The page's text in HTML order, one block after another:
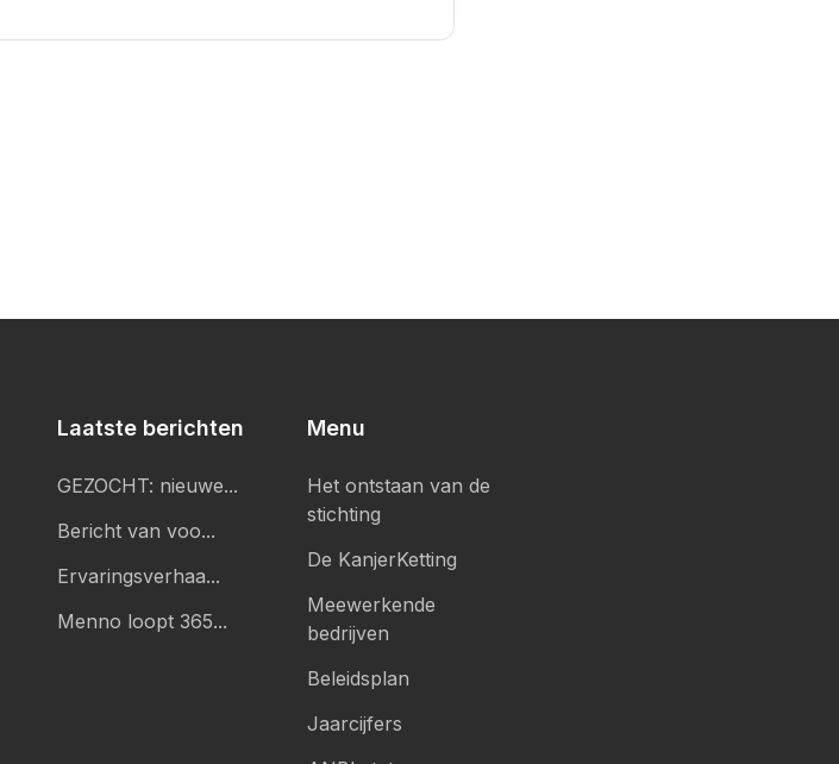
Laatste berichten
GEZOCHT: nieuwe...
Bericht van voo...
Ervaringsverhaa...
Menno loopt 365...
Menu
Het ontstaan van de
stichting
De KanjerKetting
Meewerkende
bedrijven
Beleidsplan
Jaarcijfers